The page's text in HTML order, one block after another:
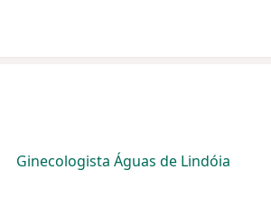
Ginecologista Águas de Lindóia